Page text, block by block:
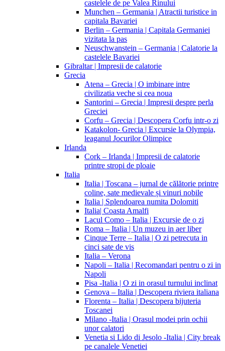
castelele de pe Valea Rinului
Munchen – Germania | Atractii turistice in
capitala Bavariei
Berlin – Germania | Capitala Germaniei
vizitata la pas
Neuschwanstein – Germania | Calatorie la
castelele Bavariei
Gibraltar | Impresii de calatorie
Grecia
Atena – Grecia | O imbinare intre
civilizatia veche si cea noua
Santorini – Grecia | Impresii despre perla
Greciei
Corfu – Grecia | Descopera Corfu intr-o zi
Katakolon- Grecia | Excursie la Olympia,
leaganul Jocurilor Olimpice
Irlanda
Cork – Irlanda | Impresii de calatorie
printre stropi de ploaie
Italia
Italia | Toscana – jurnal de călătorie printre
coline, sate medievale și vinuri nobile
Italia | Splendoarea numita Dolomiti
Italia| Coasta Amalfi
Lacul Como – Italia | Excursie de o zi
Roma – Italia | Un muzeu in aer liber
Cinque Terre – Italia | O zi petrecuta in
cinci sate de vis
Italia – Verona
Napoli – Italia | Recomandari pentru o zi in
Napoli
Pisa -Italia | O zi in orasul turnului inclinat
Genova – Italia | Descopera riviera italiana
Florenta – Italia | Descopera bijuteria
Toscanei
Milano -Italia | Orasul modei prin ochii
unor calatori
Venetia si Lido di Jesolo -Italia | City break
pe canalele Venetiei